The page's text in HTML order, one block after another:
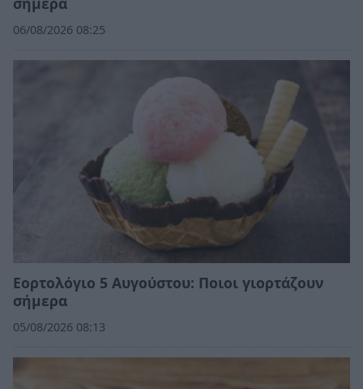
06/08/2026 08:25
Εορτολόγιο 5 Αυγούστου: Ποιοι γιορτάζουν
σήμερα
05/08/2026 08:13